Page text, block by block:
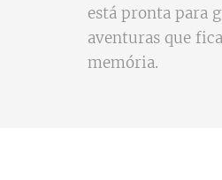
está pronta para
aventuras que
memória.